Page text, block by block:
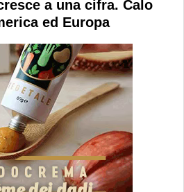
a una cifra. Calo
ed Europa